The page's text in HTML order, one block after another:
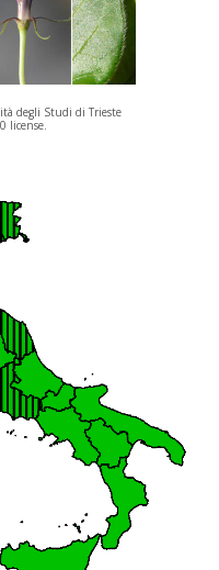
degli Studi di Trieste
license.